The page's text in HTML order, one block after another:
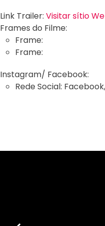
Link Trailer: Visitar sítio
Frames do Filme:
Frame:
Frame:
Instagram/ Facebook:
Rede Social: Facebook,